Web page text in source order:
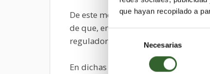
que hayan recopilado a
consentimiento
Necesarias
De este modo,el TSJCyL da la
de que, en diciembre de 2022,
reguladora de la tasa por recogida
En dichas alegaciones, FELE